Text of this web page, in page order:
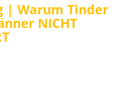
| Warum Tinder
NICHT